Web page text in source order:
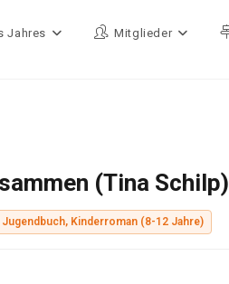
Jahres Mitglieder
(Tina Schilp)
Jugendbuch, Kinderroman (8-12 Jahre)